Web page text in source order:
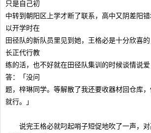
只是自己初
中转到朝阳区上学才断了联系，高中又阴差阳
以开学时在
田径队的新队员里见到她，王格必是十分欣喜
长正代行教
练的活，也不好就在田径队集训的时候谈情说
答：「没问
题，梓琳同学。等解散了我还要收器材回仓库
就行。」
说完王格必就叼起哨子短促地吹了一声，对